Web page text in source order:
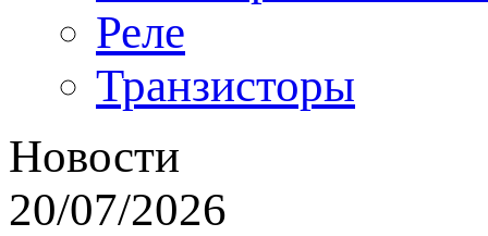
Реле
Транзисторы
Новости
20/07/2026